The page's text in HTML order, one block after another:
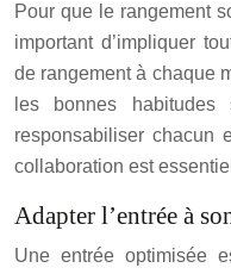
Pour que le rangement
important d’impliquer
de rangement à chaque
les bonnes
responsabiliser chacun
collaboration est
Adapter l’entrée à
Une entrée optimisée